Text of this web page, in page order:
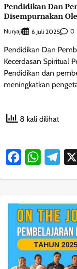
Pendidikan Dan
Disempurnakan
Nuryaji 6 Juli 2025 0
Pendidikan Dan
Kecerdasan Spiritual
Pendidikan dan
meningkatkan
8 kali dilihat